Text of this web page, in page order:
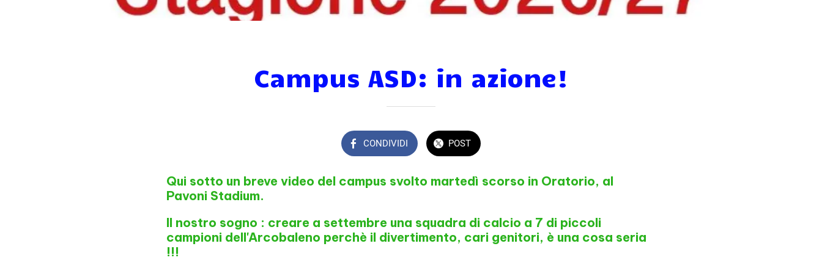
Campus ASD: in azione!
CONDIVIDI POST
Qui sotto un breve video del campus svolto martedì scorso in Oratorio, al
Pavoni Stadium.
Il nostro sogno : creare a settembre una squadra di calcio a 7 di piccoli
campioni dell'Arcobaleno perchè il divertimento, cari genitori, è una cosa seria
!!!